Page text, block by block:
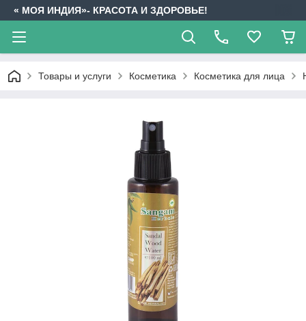
« МОЯ ИНДИЯ»- КРАСОТА И ЗДОРОВЬЕ!
Товары и услуги Косметика Косметика для лица